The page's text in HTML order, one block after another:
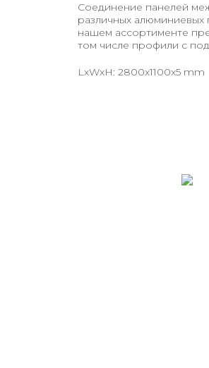
Соединение панелей
различных алюминиевых
нашем ассортименте
том числе профили с
LxWxH: 2800x1100x5 mm